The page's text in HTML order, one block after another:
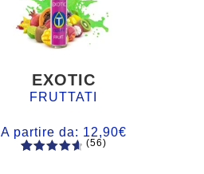
EXOTIC
FRUTTATI
A partire da: 12,90€
(56)